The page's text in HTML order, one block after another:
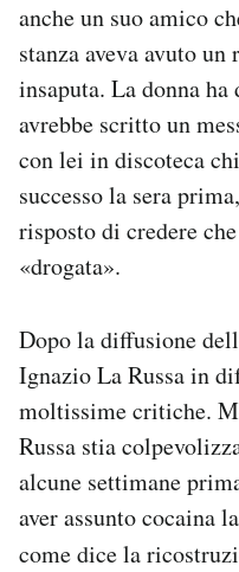
anche un suo amico
stanza aveva avuto
insaputa. La donna
avrebbe scritto un
con lei in discoteca
successo la sera
risposto di credere
«drogata».
Dopo la diffusione
Ignazio La Russa in
moltissime critiche.
Russa stia
alcune settimane
aver assunto cocaina
come dice la